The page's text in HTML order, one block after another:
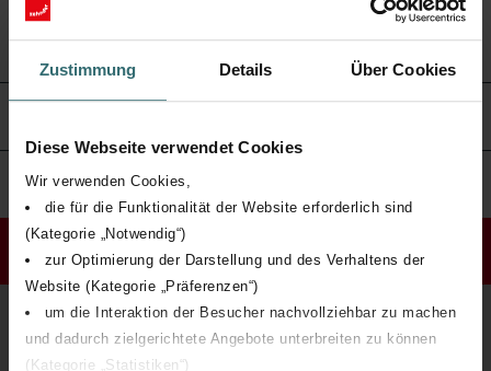
Zustimmung Details Über Cookies
Diese Webseite verwendet Cookies
Wir verwenden Cookies,
die für die Funktionalität der Website erforderlich sind
(Kategorie „Notwendig“)
zur Optimierung der Darstellung und des Verhaltens der
Website (Kategorie „Präferenzen“)
um die Interaktion der Besucher nachvollziehbar zu machen
und dadurch zielgerichtete Angebote unterbreiten zu können
(Kategorie „Statistiken“)
6. Mitwirkungsrechte der Aktionäre
Nach oben